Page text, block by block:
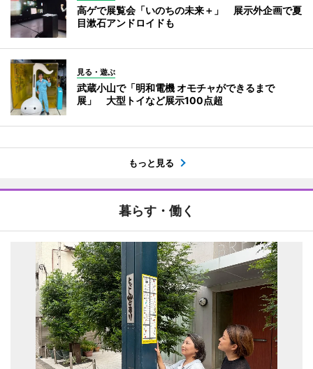
高ゲで展覧会「いのちの未来＋」 展示外企画で夏
目漱石アンドロイドも
見る・遊ぶ
武蔵小山で「明和電機 オモチャができるまで
展」 大型トイなど展示100点超
もっと見る
暮らす・働く